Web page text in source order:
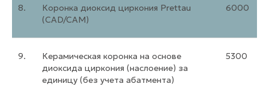
8.
Коронка диоксид циркония Prettau
(CAD/CAM)
6000
9.
Керамическая коронка на основе
диоксида циркония (наслоение) за
единицу (без учета абатмента)
5300